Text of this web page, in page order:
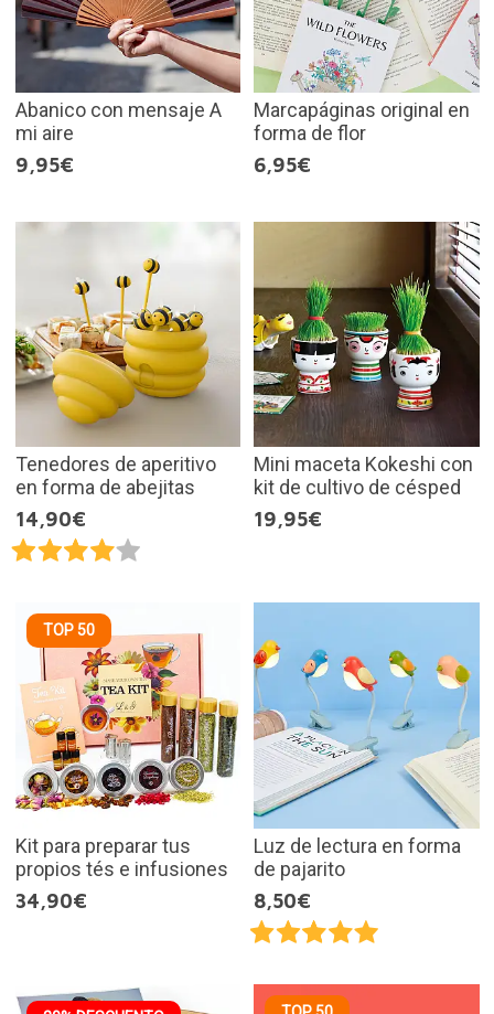
Abanico con mensaje A
mi aire
9,95€
Marcapáginas original en
forma de flor
6,95€
Tenedores de aperitivo
en forma de abejitas
14,90€
Mini maceta Kokeshi con
kit de cultivo de césped
19,95€
TOP 50
Kit para preparar tus
propios tés e infusiones
34,90€
Luz de lectura en forma
de pajarito
8,50€